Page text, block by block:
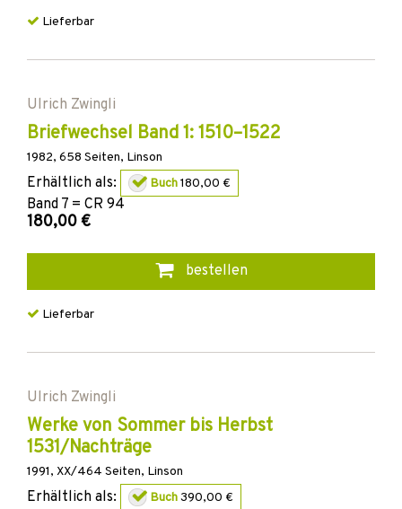
Lieferbar
Ulrich Zwingli
Briefwechsel Band 1: 1510–1522
1982, 658 Seiten, Linson
Erhältlich als: Buch180,00 €
Band 7 = CR 94
180,00 €
bestellen
Lieferbar
Ulrich Zwingli
Werke von Sommer bis Herbst
1531/Nachträge
1991, XX/464 Seiten, Linson
Erhältlich als: Buch390,00 €